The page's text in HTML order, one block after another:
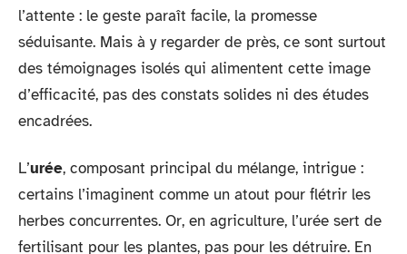
l’attente : le geste paraît facile, la promesse
séduisante. Mais à y regarder de près, ce sont surtout
des témoignages isolés qui alimentent cette image
d’efficacité, pas des constats solides ni des études
encadrées.
L’urée, composant principal du mélange, intrigue :
certains l’imaginent comme un atout pour flétrir les
herbes concurrentes. Or, en agriculture, l’urée sert de
fertilisant pour les plantes, pas pour les détruire. En